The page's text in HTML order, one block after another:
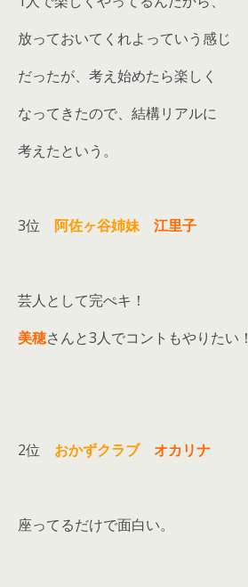
放っておいてくれよっていう感じ
だったが、考え始めたら楽しく
なってきたので、結構リアルに
考えたという。
3位 阿佐ヶ谷姉妹 江里子
芸人として完ぺキ！
美穂さんと3人でコントもやりたい！
2位 おかずクラブ オカリナ
座ってるだけで面白い。